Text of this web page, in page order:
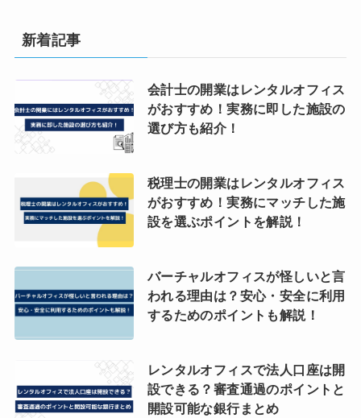
新着記事
会計士の開業はレンタルオフィス
がおすすめ！実務に即した施設の
選び方も紹介！
税理士の開業はレンタルオフィス
がおすすめ！実務にマッチした施
設を選ぶポイントを解説！
バーチャルオフィスが怪しいと言
われる理由は？安心・安全に利用
するためのポイントも解説！
レンタルオフィスで法人口座は開
設できる？審査通過のポイントと
開設可能な銀行まとめ